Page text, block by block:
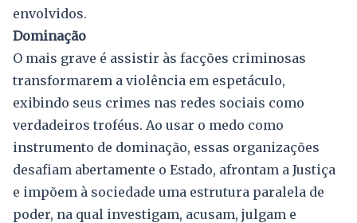
envolvidos.
Dominação
O mais grave é assistir às facções criminosas
transformarem a violência em espetáculo,
exibindo seus crimes nas redes sociais como
verdadeiros troféus. Ao usar o medo como
instrumento de dominação, essas organizações
desafiam abertamente o Estado, afrontam a Justiça
e impõem à sociedade uma estrutura paralela de
poder, na qual investigam, acusam, julgam e